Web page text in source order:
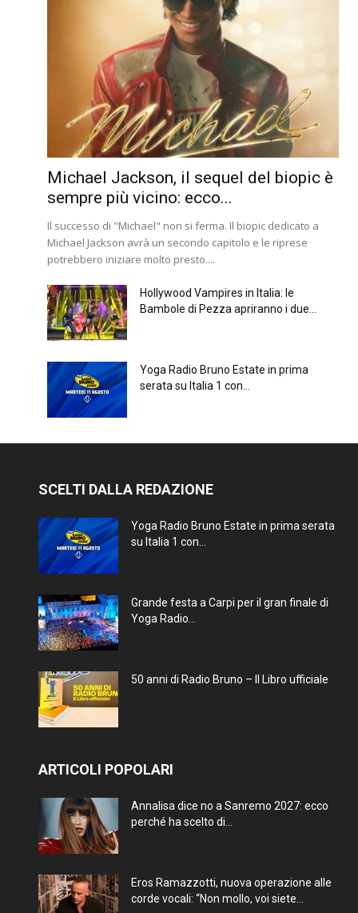
Michael Jackson, il sequel del biopic è
sempre più vicino: ecco...
Il successo di "Michael" non si ferma. Il biopic dedicato a
Michael Jackson avrà un secondo capitolo e le riprese
potrebbero iniziare molto presto....
Hollywood Vampires in Italia: le
Bambole di Pezza apriranno i due...
Yoga Radio Bruno Estate in prima
serata su Italia 1 con...
SCELTI DALLA REDAZIONE
Yoga Radio Bruno Estate in prima serata
su Italia 1 con...
Grande festa a Carpi per il gran finale di
Yoga Radio...
50 anni di Radio Bruno – Il Libro ufficiale
ARTICOLI POPOLARI
Annalisa dice no a Sanremo 2027: ecco
perché ha scelto di...
Eros Ramazzotti, nuova operazione alle
corde vocali: “Non mollo, voi siete...